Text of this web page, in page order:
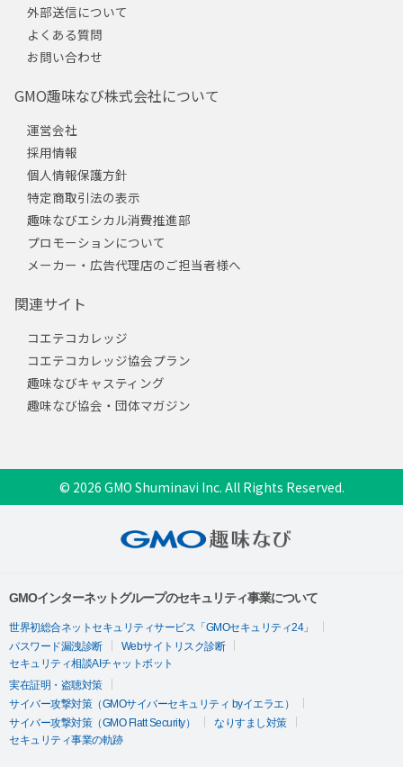
外部送信について
よくある質問
お問い合わせ
GMO趣味なび株式会社について
運営会社
採用情報
個人情報保護方針
特定商取引法の表示
趣味なびエシカル消費推進部
プロモーションについて
メーカー・広告代理店のご担当者様へ
関連サイト
コエテコカレッジ
コエテコカレッジ協会プラン
趣味なびキャスティング
趣味なび協会・団体マガジン
© 2026 GMO Shuminavi Inc. All Rights Reserved.